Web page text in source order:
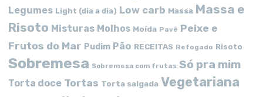
Legumes Light (dia a dia) Low carb Massa Massa e
Risoto Misturas Molhos Moída Pavê Peixe e
Frutos do Mar Pudim Pão RECEITAS Refogado Risoto
Sobremesa Sobremesa com frutas Só pra mim
Torta doce Tortas Torta salgada Vegetariana